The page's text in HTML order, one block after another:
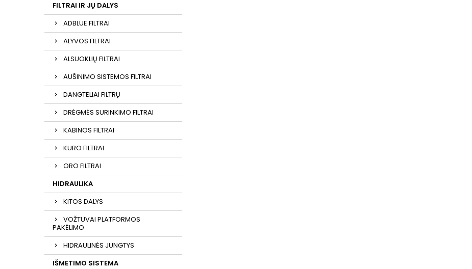
FILTRAI IR JŲ DALYS
ADBLUE FILTRAI
ALYVOS FILTRAI
ALSUOKLIŲ FILTRAI
AUŠINIMO SISTEMOS FILTRAI
DANGTELIAI FILTRŲ
DRĖGMĖS SURINKIMO FILTRAI
KABINOS FILTRAI
KURO FILTRAI
ORO FILTRAI
HIDRAULIKA
KITOS DALYS
VOŽTUVAI PLATFORMOS
PAKĖLIMO
HIDRAULINĖS JUNGTYS
IŠMETIMO SISTEMA